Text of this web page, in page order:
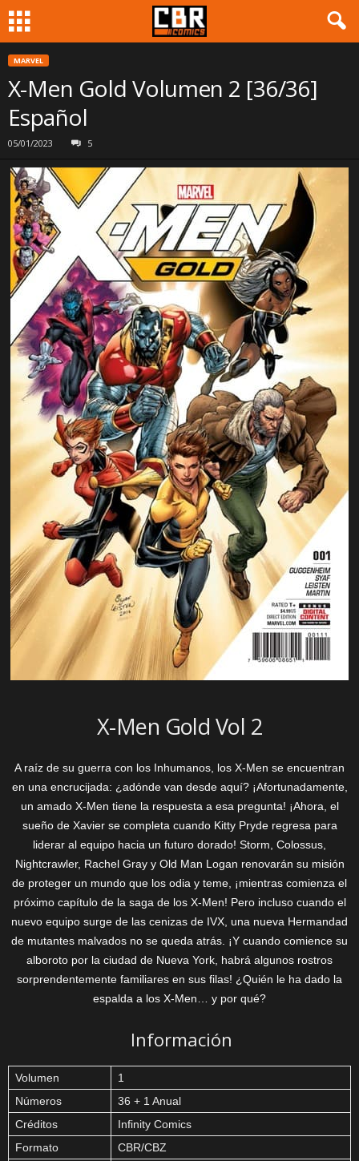
MARVEL
X-Men Gold Volumen 2 [36/36]
Español
05/01/2023 5
X-Men Gold Vol 2
A raíz de su guerra con los Inhumanos, los X-Men se encuentran
en una encrucijada: ¿adónde van desde aquí? ¡Afortunadamente,
un amado X-Men tiene la respuesta a esa pregunta! ¡Ahora, el
sueño de Xavier se completa cuando Kitty Pryde regresa para
liderar al equipo hacia un futuro dorado! Storm, Colossus,
Nightcrawler, Rachel Gray y Old Man Logan renovarán su misión
de proteger un mundo que los odia y teme, ¡mientras comienza el
próximo capítulo de la saga de los X-Men! Pero incluso cuando el
nuevo equipo surge de las cenizas de IVX, una nueva Hermandad
de mutantes malvados no se queda atrás. ¡Y cuando comience su
alboroto por la ciudad de Nueva York, habrá algunos rostros
sorprendentemente familiares en sus filas! ¿Quién le ha dado la
espalda a los X-Men… y por qué?
Información
Volumen
1
Números
36 + 1 Anual
Créditos
Infinity Comics
Formato
CBR/CBZ